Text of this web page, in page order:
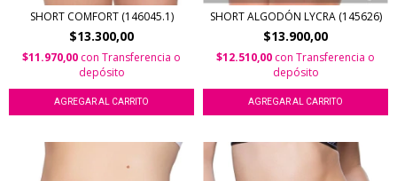
SHORT COMFORT (146045.1)
$13.300,00
$11.970,00 con Transferencia o
depósito
AGREGAR AL CARRITO
SHORT ALGODÓN LYCRA (145626)
$13.900,00
$12.510,00 con Transferencia o
depósito
AGREGAR AL CARRITO